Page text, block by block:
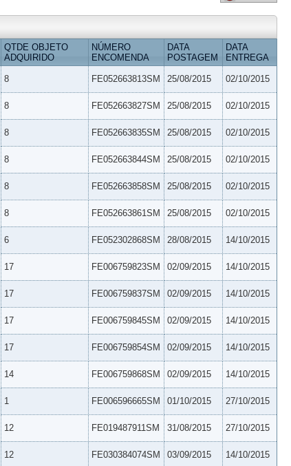
QTDE OBJETO
ADQUIRIDO
NÚMERO
ENCOMENDA
DATA
POSTAGEM
DATA
ENTREGA
8 FE052663813SM 25/08/2015 02/10/2015
8 FE052663827SM 25/08/2015 02/10/2015
8 FE052663835SM 25/08/2015 02/10/2015
8 FE052663844SM 25/08/2015 02/10/2015
8 FE052663858SM 25/08/2015 02/10/2015
8 FE052663861SM 25/08/2015 02/10/2015
6 FE052302868SM 28/08/2015 14/10/2015
17 FE006759823SM 02/09/2015 14/10/2015
17 FE006759837SM 02/09/2015 14/10/2015
17 FE006759845SM 02/09/2015 14/10/2015
17 FE006759854SM 02/09/2015 14/10/2015
14 FE006759868SM 02/09/2015 14/10/2015
1 FE006596665SM 01/10/2015 27/10/2015
12 FE019487911SM 31/08/2015 27/10/2015
12 FE030384074SM 03/09/2015 14/10/2015